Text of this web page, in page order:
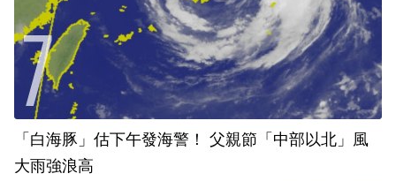
「白海豚」估下午發海警！ 父親節「中部以北」風
大雨強浪高